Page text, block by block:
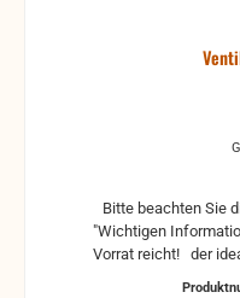
"Wichtigen Informationen" Größe 15gr -
Vorrat reicht! der ideale Klebstoff für das Verkleben
von Ventilen.